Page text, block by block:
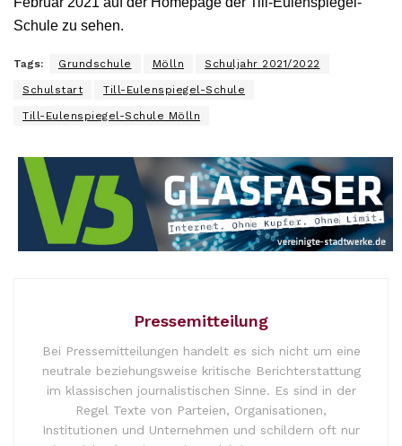
Schule zu sehen.
Tags: Grundschule Mölln Schuljahr 2021/2022
Schulstart Till-Eulenspiegel-Schule
Till-Eulenspiegel-Schule Mölln
Pressemitteilung
Bei Pressemitteilungen handelt es sich nicht um eine
neutrale beziehungsweise kritische Berichterstattung
im klassischen journalistischen Sinne. Es sind in der
Regel Texte von Parteien, Organisationen,
Institutionen und Unternehmen und schildern oft nur